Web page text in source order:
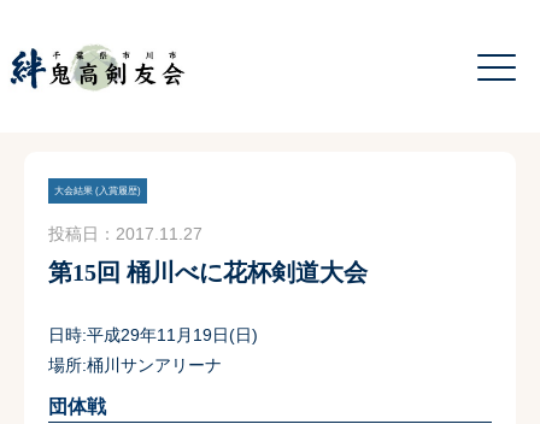
大会結果 (入賞履歴)
投稿日：2017.11.27
第15回 桶川べに花杯剣道大会
日時:平成29年11月19日(日)
場所:桶川サンアリーナ
団体戦